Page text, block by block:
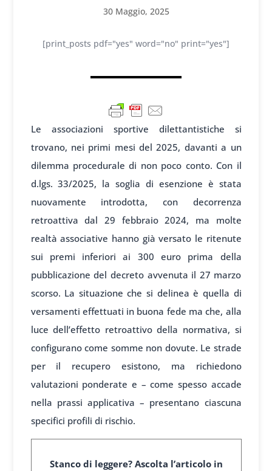
30 Maggio, 2025
[print_posts pdf="yes" word="no" print="yes"]
Le associazioni sportive dilettantistiche si
trovano, nei primi mesi del 2025, davanti a un
dilemma procedurale di non poco conto. Con il
d.lgs. 33/2025, la soglia di esenzione è stata
nuovamente introdotta, con decorrenza
retroattiva dal 29 febbraio 2024, ma molte
realtà associative hanno già versato le ritenute
sui premi inferiori ai 300 euro prima della
pubblicazione del decreto avvenuta il 27 marzo
scorso. La situazione che si delinea è quella di
versamenti effettuati in buona fede ma che, alla
luce dell’effetto retroattivo della normativa, si
configurano come somme non dovute. Le strade
per il recupero esistono, ma richiedono
valutazioni ponderate e – come spesso accade
nella prassi applicativa – presentano ciascuna
specifici profili di rischio.
Stanco di leggere? Ascolta l’articolo in